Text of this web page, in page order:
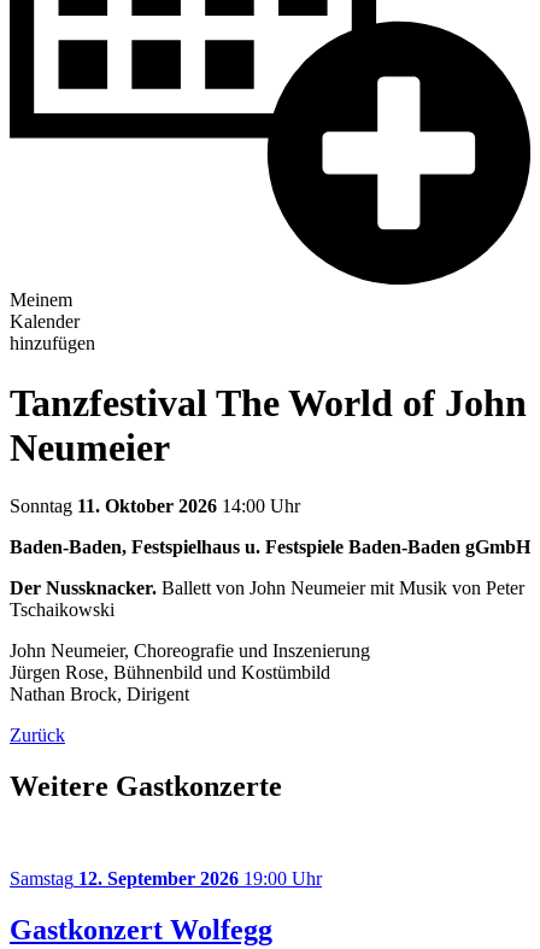
Meinem
Kalender
hinzufügen
Tanzfestival The World of John
Neumeier
Sonntag 11. Oktober 2026 14:00 Uhr
Baden-Baden, Festspielhaus u. Festspiele Baden-Baden gGmbH
Der Nussknacker. Ballett von John Neumeier mit Musik von Peter
Tschaikowski
John Neumeier, Choreografie und Inszenierung
Jürgen Rose, Bühnenbild und Kostümbild
Nathan Brock, Dirigent
Zurück
Weitere Gastkonzerte
Samstag 12. September 2026 19:00 Uhr
Gastkonzert Wolfegg